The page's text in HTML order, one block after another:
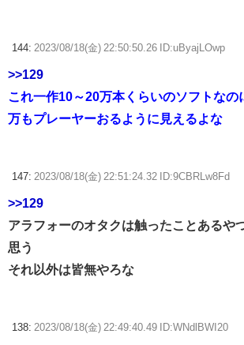
144: 2023/08/18(金) 22:50:50.26 ID:uByajLOwp
>>129
これ一作10～20万本くらいのソフトなの
万もプレーヤーおるように見えるよな
147: 2023/08/18(金) 22:51:24.32 ID:9CBRLw8Fd
>>129
アラフォーのオタクは触ったことあるや
思う
それ以外は皆無やろな
138: 2023/08/18(金) 22:49:40.49 ID:WNdlBWI20